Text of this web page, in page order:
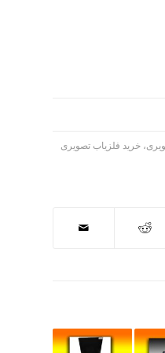
خرید فلزیاب تصویری